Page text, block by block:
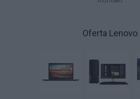
Oferta Lenovo